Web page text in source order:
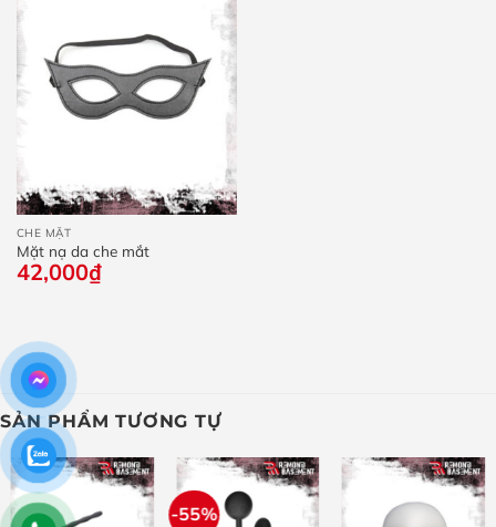
CHE MẶT
Mặt nạ da che mắt
42,000₫
SẢN PHẨM TƯƠNG TỰ
-55%